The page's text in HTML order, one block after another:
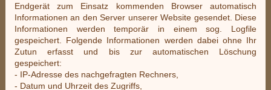
Endgerät zum Einsatz kommenden Browser automatisch
Informationen an den Server unserer Website gesendet. Diese
Informationen werden temporär in einem sog. Logfile
gespeichert. Folgende Informationen werden dabei ohne Ihr
Zutun erfasst und bis zur automatischen Löschung
gespeichert:
- IP-Adresse des nachgefragten Rechners,
- Datum und Uhrzeit des Zugriffs,